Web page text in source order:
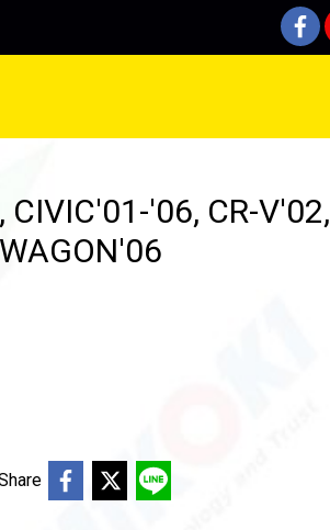
CIVIC'01-'06, CR-V'02,